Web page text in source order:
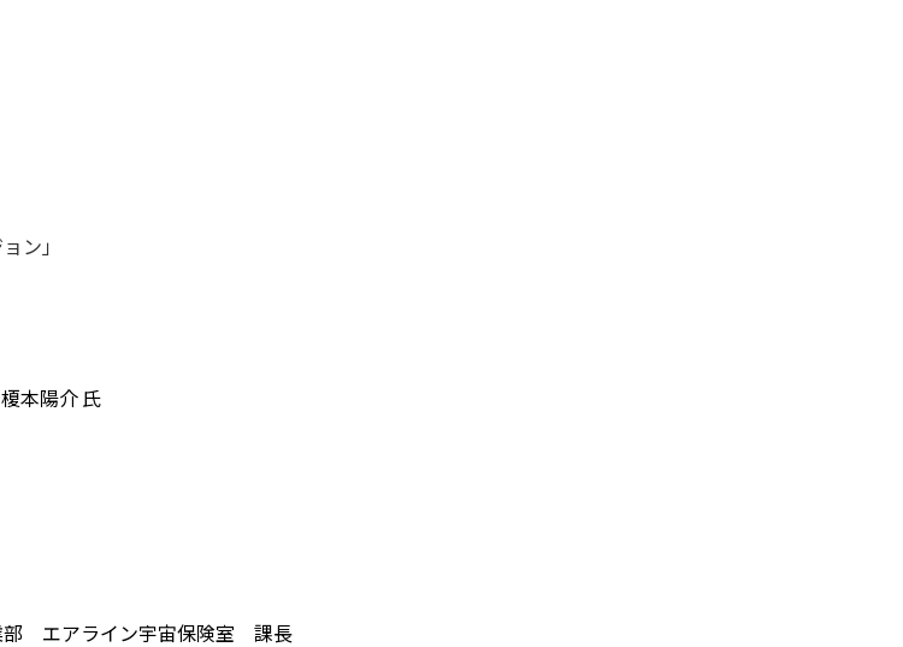
ン」
本陽介 氏
部 エアライン宇宙保険室 課長